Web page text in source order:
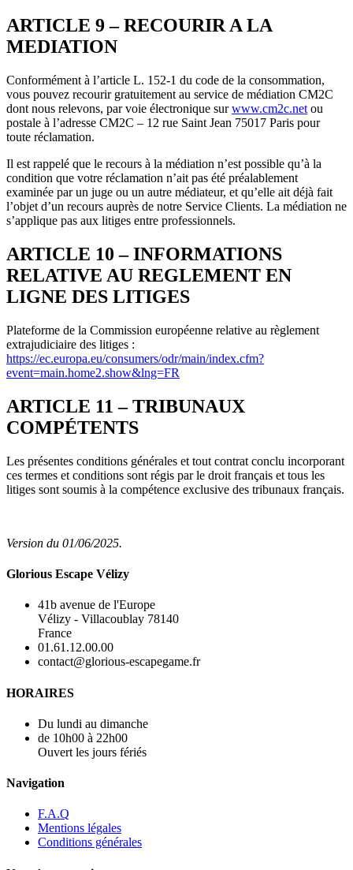
ARTICLE 9 – RECOURIR A LA
MEDIATION
Conformément à l’article L. 152-1 du code de la consommation,
vous pouvez recourir gratuitement au service de médiation CM2C
dont nous relevons, par voie électronique surwww.cm2c.net ou
postale à l’adresse CM2C – 12 rue Saint Jean 75017 Paris pour
toute réclamation.
Il est rappelé que le recours à la médiation n’est possible qu’à la
condition que votre réclamation n’ait pas été préalablement
examinée par un juge ou un autre médiateur, et qu’elle ait déjà fait
l’objet d’un recours auprès de notre Service Clients. La médiation ne
s’applique pas aux litiges entre professionnels.
ARTICLE 10 – INFORMATIONS
RELATIVE AU REGLEMENT EN
LIGNE DES LITIGES
Plateforme de la Commission européenne relative au règlement
extrajudiciaire des litiges :
https://ec.europa.eu/consumers/odr/main/index.cfm?
event=main.home2.show&lng=FR
ARTICLE 11 – TRIBUNAUX
COMPÉTENTS
Les présentes conditions générales et tout contrat conclu incorporant
ces termes et conditions sont régis par le droit français et tous les
litiges sont soumis à la compétence exclusive des tribunaux français.
Version du 01/06/2025.
Glorious Escape Vélizy
41b avenue de l'Europe
Vélizy - Villacoublay 78140
France
01.61.12.00.00
contact@glorious-escapegame.fr
HORAIRES
Du lundi au dimanche
de 10h00 à 22h00
Ouvert les jours fériés
Navigation
F.A.Q
Mentions légales
Conditions générales